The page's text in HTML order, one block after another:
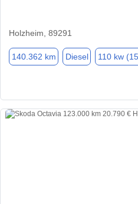
Holzheim, 89291
140.362 km Diesel 110 kw